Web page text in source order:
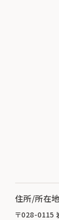
住所/所在地
〒028-0115